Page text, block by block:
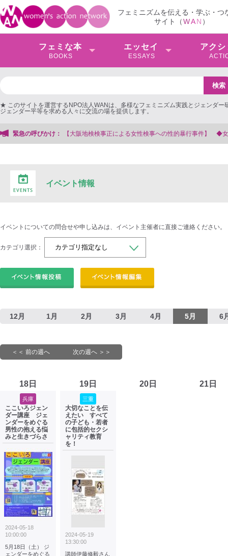
フェミニズムを伝える・学ぶ・つ
サイト（WAN ）
フェミな本
BOOKS
エッセイ
ESSAYS
アクシ
★ このサイトを運営するNPO法人WANは、多様なフェミニズム実践とジェンダー
ジェンダー平等を求める人々に交流の場を提供します。
緊急の呼びかけ：
よる女性検事への性的暴行事件】 ◆女性検事を支援する会事務局
イベント情報
イベントについての問合せや申し込みは、イベント主催者に直接ご連絡ください。
カテゴリ選択：
12月 1月 2月 3月 4月 5月 6
＜＜ 前の週へ 次の週へ ＞＞
18日
兵庫
ここいろジェン
ダー講座 ジェ
ンダーをめぐる
男性の抱える悩
みと生きづらさ
2024-05-18
10:00:00
5月18日（土） ジ
ェンダーをめぐる
19日
三重
大切なことを伝
えたい すべて
の子ども・若者
に包括的セクシ
ャリティ教育
を！
2024-05-19
13:30:00
講師伊藤修毅さん
20日 21日